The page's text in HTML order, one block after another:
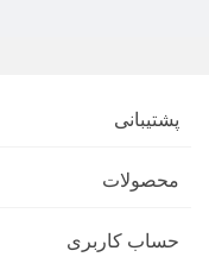
پشتیبانی
محصولات
حساب کاربری